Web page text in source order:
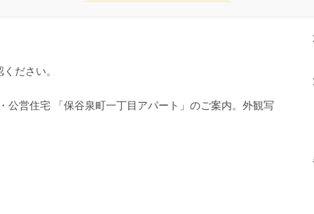
ださい。
公営住宅 「保谷泉町一丁目アパート」のご案内。外観写